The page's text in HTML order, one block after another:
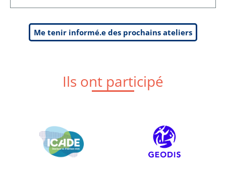
Me tenir informé.e des prochains ateliers
Ils ont participé